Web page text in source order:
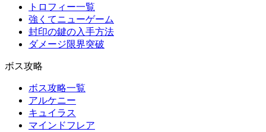
トロフィー一覧
強くてニューゲーム
封印の鍵の入手方法
ダメージ限界突破
ボス攻略
ボス攻略一覧
アルケニー
キュイラス
マインドフレア